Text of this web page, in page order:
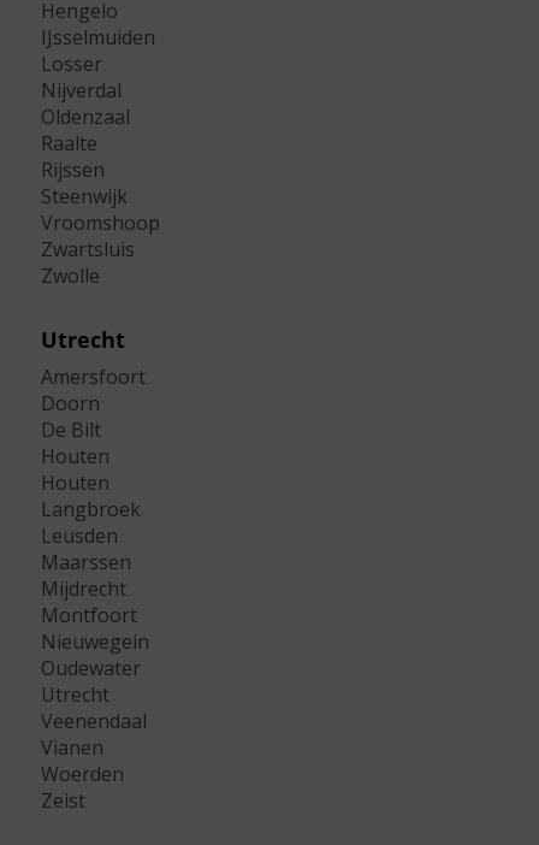
Hengelo
IJsselmuiden
Losser
Nijverdal
Oldenzaal
Raalte
Rijssen
Steenwijk
Vroomshoop
Zwartsluis
Zwolle
Utrecht
Amersfoort
Doorn
De Bilt
Houten
Houten
Langbroek
Leusden
Maarssen
Mijdrecht
Montfoort
Nieuwegein
Oudewater
Utrecht
Veenendaal
Vianen
Woerden
Zeist